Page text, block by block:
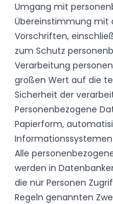
Umgang mit
Übereinstimmung mit
Vorschriften,
zum Schutz
Verarbeitung
großen Wert auf die
Sicherheit der
Personenbezogene
Papierform,
Alle
werden in
die nur Personen
Regeln genannten